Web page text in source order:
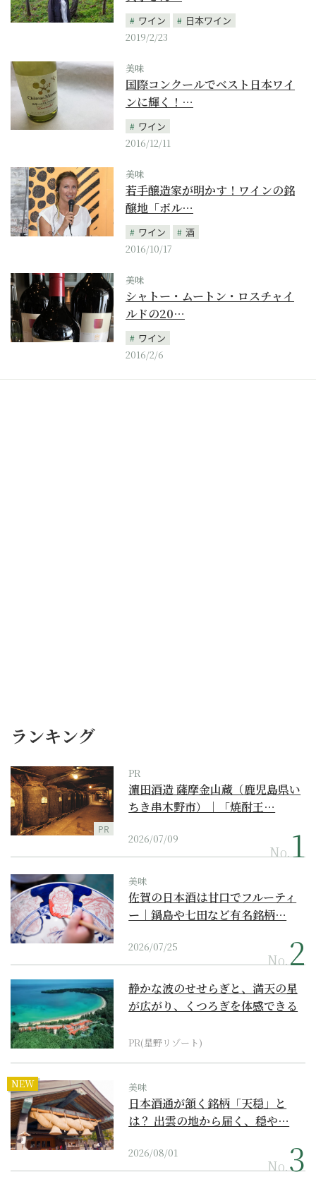
ワイン
日本ワイン
2019/2/23
美味
国際コンクールでベスト日本ワイ
ンに輝く！…
ワイン
2016/12/11
美味
若手醸造家が明かす！ワインの銘
醸地「ボル…
ワイン
酒
2016/10/17
美味
シャトー・ムートン・ロスチャイ
ルドの20…
ワイン
2016/2/6
ランキング
PR
PR
濵田酒造 薩摩金山蔵（鹿児島県い
ちき串木野市）｜「焼酎王…
2026/07/09
No.
美味
佐賀の日本酒は甘口でフルーティ
ー｜鍋島や七田など有名銘柄…
2026/07/25
No.
静かな波のせせらぎと、満天の星
が広がり、くつろぎを体感できる
PR(星野リゾート)
NEW 美味
日本酒通が頷く銘柄「天穏」と
は？ 出雲の地から届く、穏や…
2026/08/01
No.